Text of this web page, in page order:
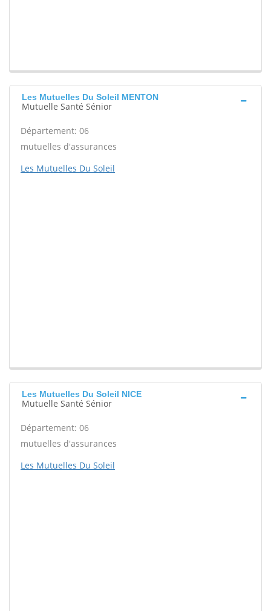
Les Mutuelles Du Soleil MENTON
Mutuelle Santé Sénior
Département: 06
mutuelles d'assurances
Les Mutuelles Du Soleil
Les Mutuelles Du Soleil NICE
Mutuelle Santé Sénior
Département: 06
mutuelles d'assurances
Les Mutuelles Du Soleil